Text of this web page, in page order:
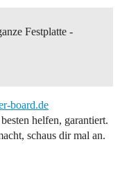
Festplatte -
board.de
helfen, garantiert.
schaus dir mal an.